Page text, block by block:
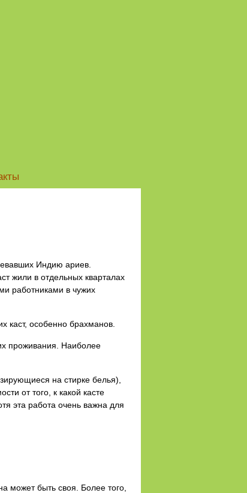
Индию ариев.
жили в отдельных кварталах
работниками в чужих
каст, особенно брахманов.
проживания. Наиболее
на стирке белья),
от того, к какой касте
эта работа очень важна для
может быть своя. Более того,